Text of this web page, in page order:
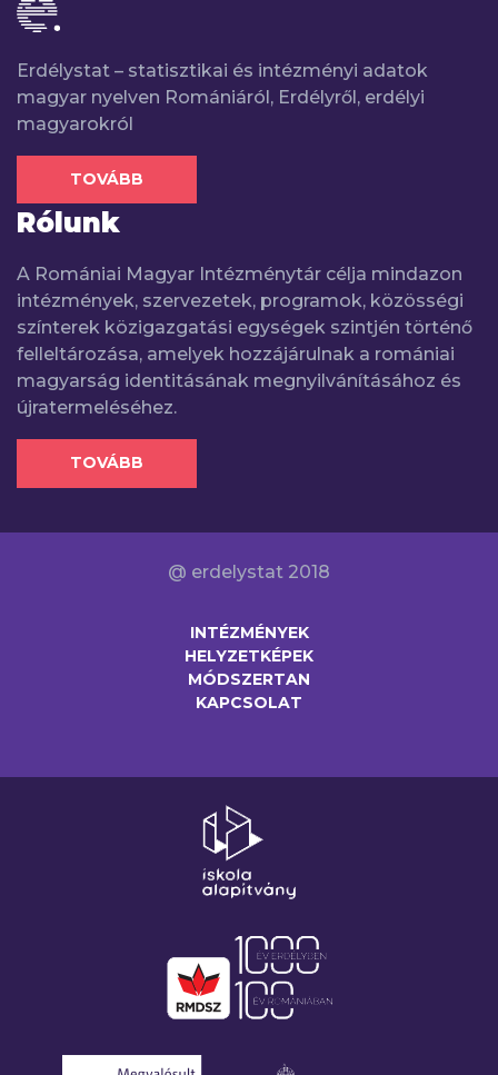
Erdélystat – statisztikai és intézményi adatok
magyar nyelven Romániáról, Erdélyről, erdélyi
magyarokról
TOVÁBB
Rólunk
A Romániai Magyar Intézménytár célja mindazon
intézmények, szervezetek, programok, közösségi
színterek közigazgatási egységek szintjén történő
felleltározása, amelyek hozzájárulnak a romániai
magyarság identitásának megnyilvánításához és
újratermeléséhez.
TOVÁBB
@ erdelystat 2018
INTÉZMÉNYEK
HELYZETKÉPEK
MÓDSZERTAN
KAPCSOLAT